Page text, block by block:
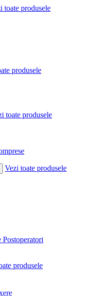
toate produsele
produsele
toate produsele
Vezi toate produsele
Postoperatori
produsele